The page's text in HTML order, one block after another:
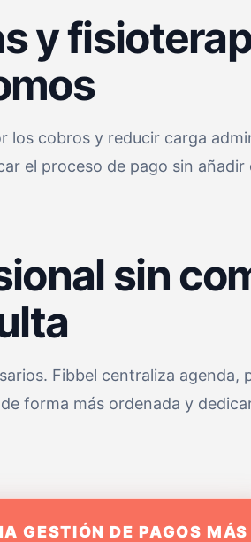
y
los cobros y reducir carga
el proceso de pago sin
sin
Fibbel centraliza agenda,
forma más ordenada y
GESTIÓN DE PAGOS MÁS